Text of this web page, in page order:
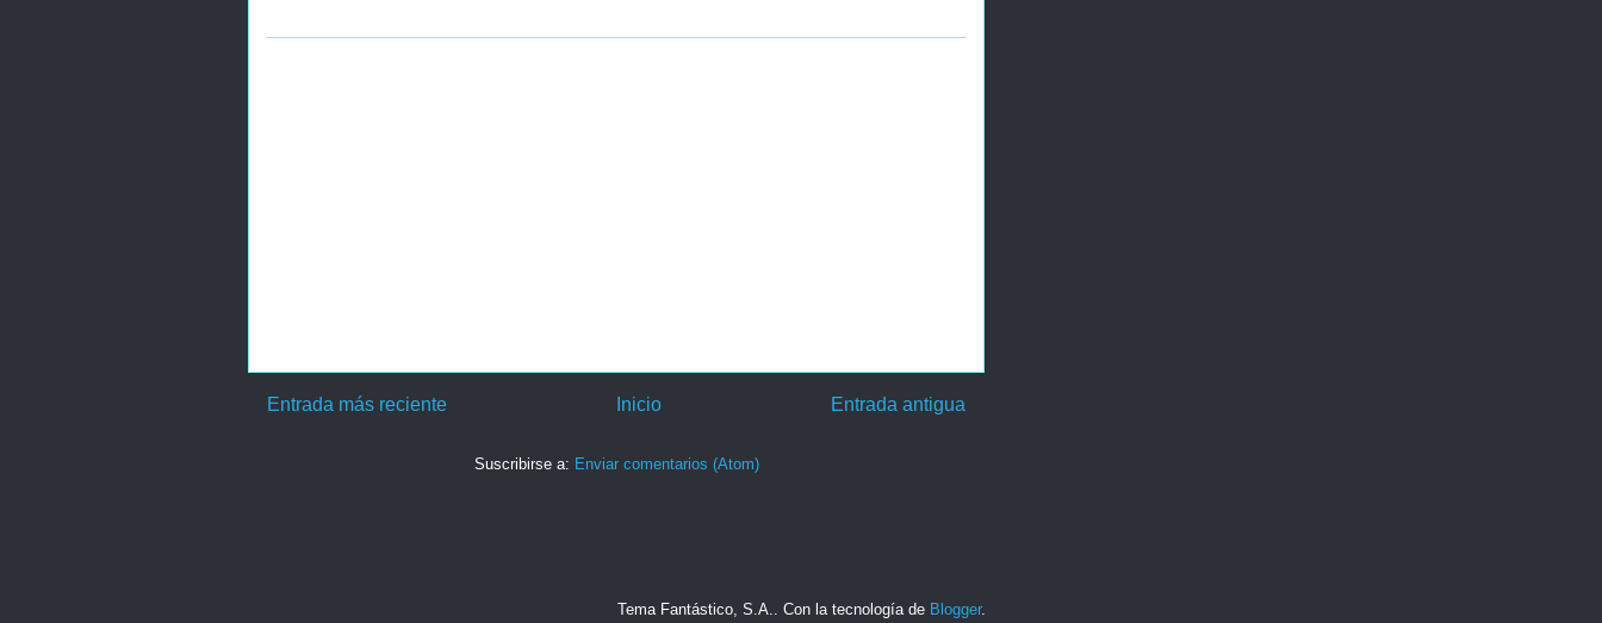
Entrada más reciente Entrada antigua
Inicio
Suscribirse a: Enviar comentarios (Atom)
Tema Fantástico, S.A.. Con la tecnología de Blogger.